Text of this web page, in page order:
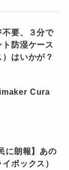
不要、３分で
防湿ケース
）はいかが？
Cura
に朗報】あの
ボックス）